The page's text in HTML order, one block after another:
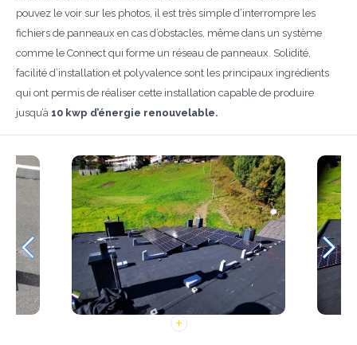
pouvez le voir sur les photos, il est très simple d’interrompre les
fichiers de panneaux en cas d’obstacles, même dans un système
comme le Connect qui forme un réseau de panneaux. Solidité,
facilité d’installation et polyvalence sont les principaux ingrédients
qui ont permis de réaliser cette installation capable de produire
jusqu’à 10 kwp d’énergie renouvelable.